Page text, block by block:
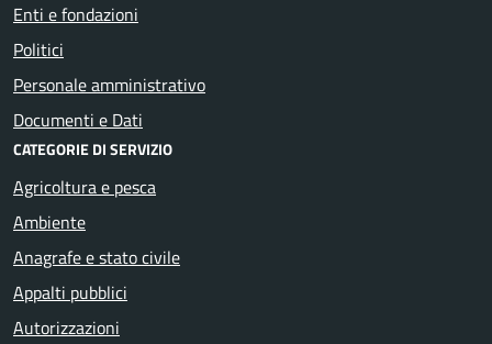
Enti e fondazioni
Politici
Personale amministrativo
Documenti e Dati
CATEGORIE DI SERVIZIO
Agricoltura e pesca
Ambiente
Anagrafe e stato civile
Appalti pubblici
Autorizzazioni